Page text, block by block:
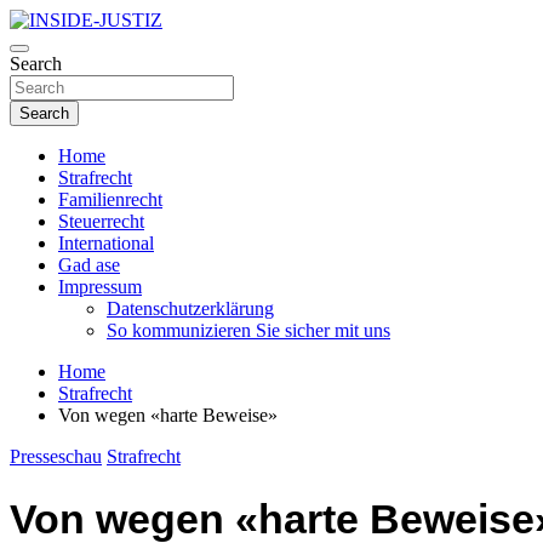
Skip
to
content
INSIDE-JUSTIZ
Investigativer Journalismus zur Dritten Gewalt
Search
Search
Home
Strafrecht
Familienrecht
Steuerrecht
International
Gad ase
Impressum
Datenschutzerklärung
So kommunizieren Sie sicher mit uns
Home
Strafrecht
Von wegen «harte Beweise»
Presseschau Strafrecht
Von wegen «harte